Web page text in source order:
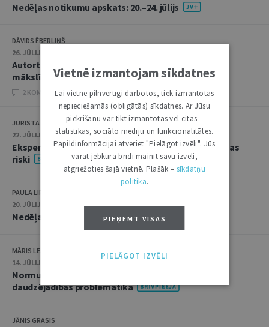
Nedēļas notikumu apskats: 20.–24. jūlijs
DĀVIDS ĒBERLIŅŠ
26. JŪLIJS 2026 • 08:00
Autortiesību subjekta un objekta juridiskie aspekti
mākslīgā intelekta kontekstā
2 KOMENTĀRI
JURISTA VĀRDS
22. JŪLIJS 2026 • 14:00
Ekspertu saruna jūlijā: krimināltiesības un būvniecības
riski
PAULA LIPE
20. JŪLIJS 2026 • 16:05
Nedēļas notikumu apskats: 13.–17. jūlijs
MĀRIS LEJA
14. JŪLIJS 2026
Normu konkurences un noziedzīgu nodarījumu
daudzējādības problemātika
JĀNIS GRASIS
Vietnē izmantojam sīkdatnes
Lai vietne pilnvērtīgi darbotos, tiek izmantotas
nepieciešamās (obligātās) sīkdatnes. Ar Jūsu
piekrišanu var tikt izmantotas vēl citas –
statistikas, sociālo mediju un funkcionalitātes.
Papildinformācijai atveriet "Pielāgot izvēli". Jūs
varat jebkurā brīdī mainīt savu izvēli,
atgriežoties šajā vietnē. Plašāk – sīkdatņu
politikā.
PIEŅEMT VISAS
PIELĀGOT IZVĒLI